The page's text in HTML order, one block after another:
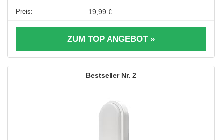
19,99 €
ZUM TOP ANGEBOT »
2